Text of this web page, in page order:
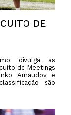
DE
divulga as
de Meetings
Arnaudov e
são